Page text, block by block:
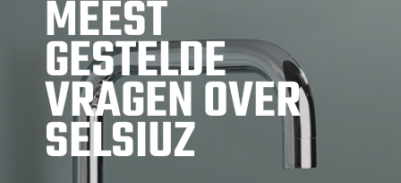
MEEST
GESTELDE
VRAGEN OVER
SELSIUZ